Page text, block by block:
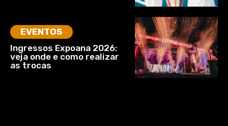
EVENTOS
Ingressos Expoana 2026:
veja onde e como realizar
as trocas